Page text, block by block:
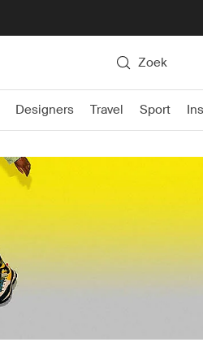
Zoek
Designers Travel Sport